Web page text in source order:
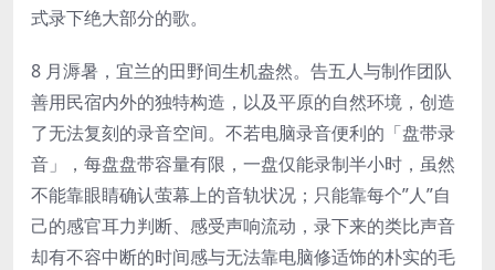
式录下绝大部分的歌。
8 月溽暑，宜兰的田野间生机盎然。告五人与制作团队
善用民宿内外的独特构造，以及平原的自然环境，创造
了无法复刻的录音空间。不若电脑录音便利的「盘带录
音」，每盘盘带容量有限，一盘仅能录制半小时，虽然
不能靠眼睛确认萤幕上的音轨状况；只能靠每个”人”自
己的感官耳力判断、感受声响流动，录下来的类比声音
却有不容中断的时间感与无法靠电脑修适饰的朴实的毛